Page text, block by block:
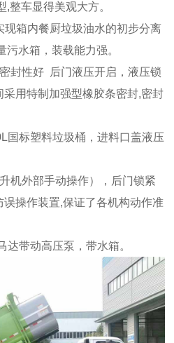
整车显得美观大方。
箱内餐厨垃圾油水的初步分离
水箱，装载能力强。
封性好 后门液压开启，液压锁
用特制加强型橡胶条密封,密封
国标塑料垃圾桶，进料口盖液压
机外部手动操作），后门锁紧
操作装置,保证了各机构动作准
带动高压泵，带水箱。